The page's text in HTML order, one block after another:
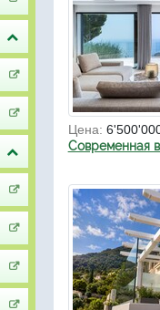
Цена:
Современная